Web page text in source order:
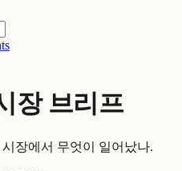
장 브리프
장에서 무엇이 일어났나.